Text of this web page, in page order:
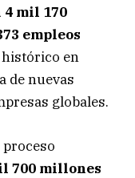
mil 170
empleos
en
de nuevas
globales.
700 millones